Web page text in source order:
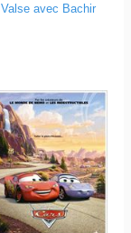
Valse avec Bachir